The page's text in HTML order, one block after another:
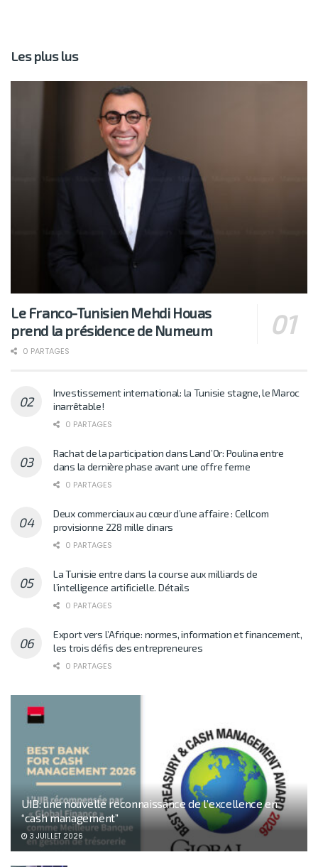
Les plus lus
Le Franco-Tunisien Mehdi Houas
prend la présidence de Numeum
0 PARTAGES
Investissement international: la Tunisie stagne, le Maroc
inarrêtable!
0 PARTAGES
Rachat de la participation dans Land’Or: Poulina entre
dans la dernière phase avant une offre ferme
0 PARTAGES
Deux commerciaux au cœur d’une affaire : Cellcom
provisionne 228 mille dinars
0 PARTAGES
La Tunisie entre dans la course aux milliards de
l’intelligence artificielle. Détails
0 PARTAGES
Export vers l’Afrique: normes, information et financement,
les trois défis des entrepreneures
0 PARTAGES
UIB: une nouvelle reconnaissance de l’excellence en
“cash management”
3 JUILLET 2026